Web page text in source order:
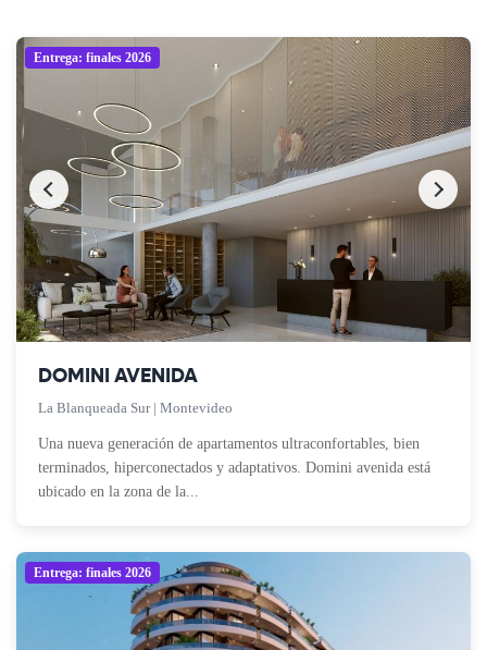
Entrega: finales 2026
DOMINI AVENIDA
La Blanqueada Sur | Montevideo
Una nueva generación de apartamentos ultraconfortables, bien
terminados, hiperconectados y adaptativos. Domini avenida está
ubicado en la zona de la...
Entrega: finales 2026